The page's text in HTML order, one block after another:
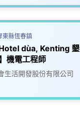
東縣恆春鎮
Hotel dùa, Kenting 墾
機電工程師
生活開發股份有限公司